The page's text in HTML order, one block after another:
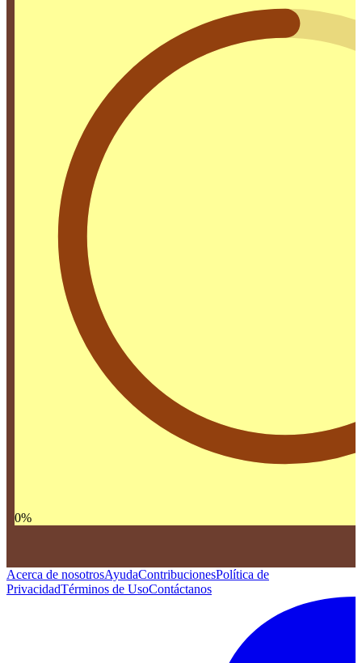
0%
Acerca de nosotrosAyudaContribucionesPolítica de
PrivacidadTérminos de UsoContáctanos